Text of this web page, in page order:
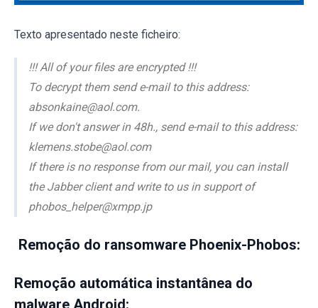
Texto apresentado neste ficheiro:
!!! All of your files are encrypted !!!
To decrypt them send e-mail to this address:
absonkaine@aol.com.
If we don't answer in 48h., send e-mail to this address:
klemens.stobe@aol.com
If there is no response from our mail, you can install
the Jabber client and write to us in support of
phobos_helper@xmpp.jp
Remoção do ransomware Phoenix-Phobos:
Remoção automática instantânea do
malware Android: